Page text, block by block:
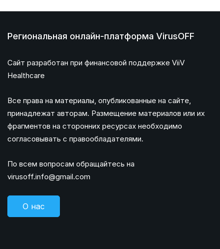
Региональная онлайн-платформа VirusOFF
Сайт разработан при финансовой поддержке ViiV
Healthcare
Все права на материалы, опубликованные на сайте,
принадлежат авторам. Размещение материалов или их
фрагментов на сторонних ресурсах необходимо
согласовывать с правообладателями.
По всем вопросам обращайтесь на
virusoff.info@gmail.com
О нас